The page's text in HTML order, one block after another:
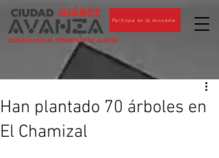
CIUDADANOS AL PENDIENTE DE JUÁREZ
Participa en la encuesta
Han plantado 70 árboles en
El Chamizal